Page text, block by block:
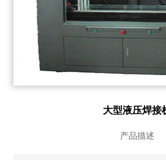
大型液压焊接
产品描述